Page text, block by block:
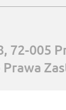
72-005